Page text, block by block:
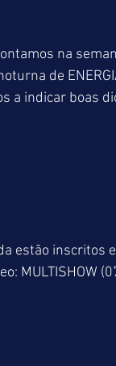
na
de
a indicar boas
estão inscritos
MULTISHOW